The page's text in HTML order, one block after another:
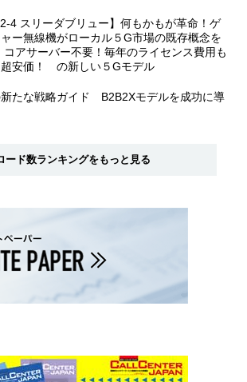
4 スリーダブリュー】何もかもが革命！ゲ
ー無線機がローカル５G市場の既存概念を
コアサーバー不要！毎年のライセンス費用も
安価！ の新しい５Gモデル
たな戦略ガイド B2B2Xモデルを成功に導
ード数ランキングをもっと見る